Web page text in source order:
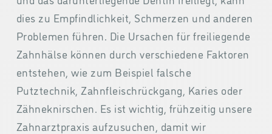
dies zu Empfindlichkeit, Schmerzen und anderen
Problemen führen. Die Ursachen für freiliegende
Zahnhälse können durch verschiedene Faktoren
entstehen, wie zum Beispiel falsche
Putztechnik, Zahnfleischrückgang, Karies oder
Zähneknirschen. Es ist wichtig, frühzeitig unsere
Zahnarztpraxis aufzusuchen, damit wir